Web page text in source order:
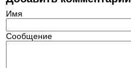
Имя
Сообщение